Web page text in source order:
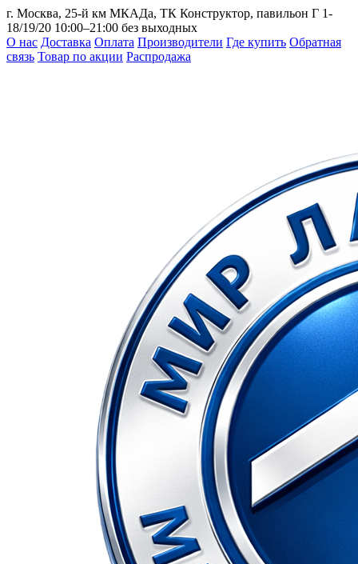
г. Москва, 25-й км МКАДа, ТК Конструктор, павильон Г 1-
18/19/20 10:00–21:00 без выходных
О нас Доставка Оплата Производители Где купить Обратная
связь Товар по акции Распродажа